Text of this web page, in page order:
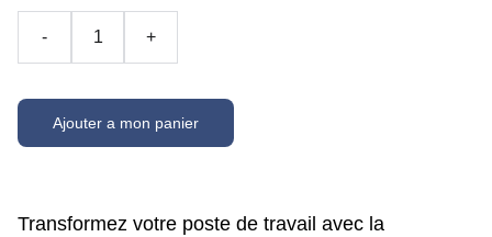
- +
Ajouter a mon panier
Transformez votre poste de travail avec la